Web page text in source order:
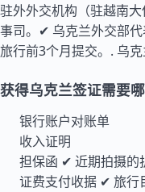
驻外外交机构（驻越南
事司。✔ 乌克兰外交部
旅行前3个月提交。. 乌
获得乌克兰签证需要哪
银行账户对账单
收入证明
担保函 ✔ 近期拍摄的
证费支付收据 ✔ 旅行